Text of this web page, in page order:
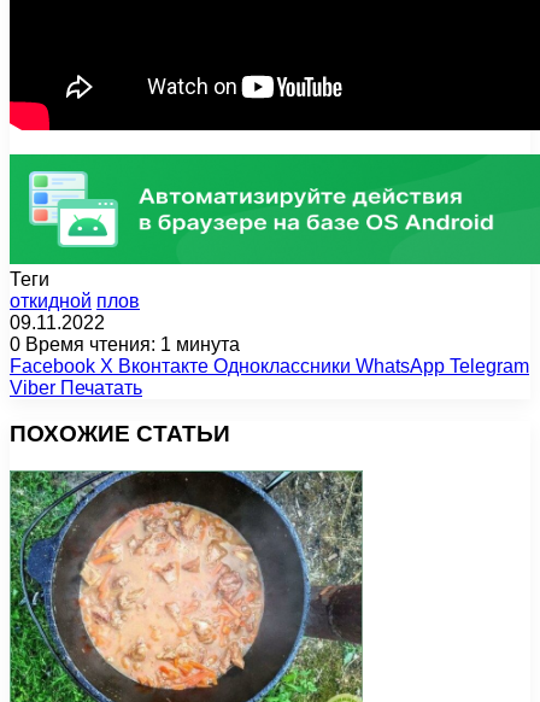
Теги
откидной плов
09.11.2022
0 Время чтения: 1 минута
Facebook X Вконтакте Одноклассники WhatsApp Telegram
Viber Печатать
ПОХОЖИЕ СТАТЬИ